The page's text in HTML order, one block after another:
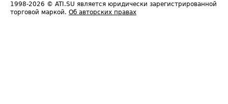
1998-2026 © ATI.SU является юридически зарегистрированной
торговой маркой. Об авторских правах